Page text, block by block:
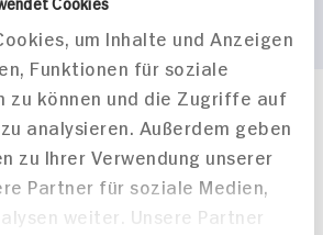
um Inhalte und Anzeigen
Funktionen für soziale
zu können und die Zugriffe auf
analysieren. Außerdem geben
zu Ihrer Verwendung unserer
Partner für soziale Medien,
weiter. Unsere Partner
in unserem FAQ
Ihre Fragen